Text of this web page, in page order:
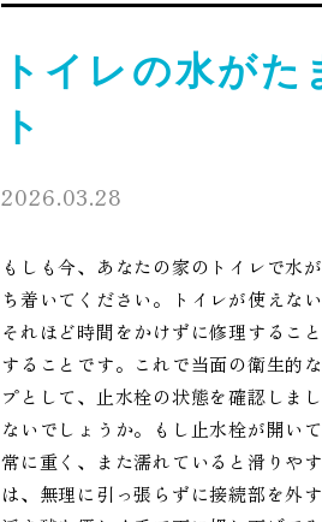
トイレの水が
ト
2026.03.28
もしも今、あなたの家のトイレで水
ち着いてください。トイレが使えな
それほど時間をかけずに修理するこ
することです。これで当面の衛生的
プとして、止水栓の状態を確認しま
ないでしょうか。もし止水栓が開い
常に重く、また濡れていると滑りや
は、無理に引っ張らずに接続部を外